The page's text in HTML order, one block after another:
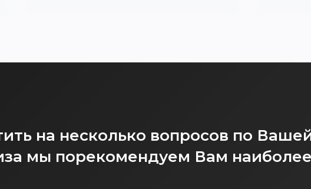
на несколько вопросов по
мы порекомендуем Вам